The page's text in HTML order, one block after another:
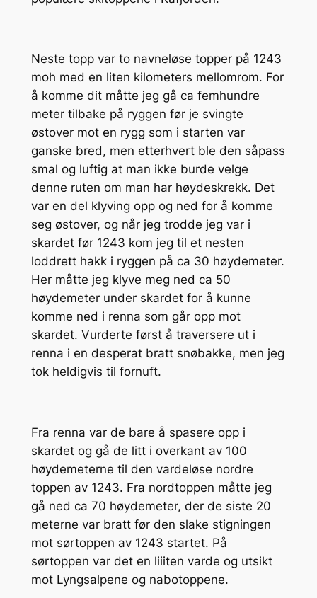
Neste topp var to navneløse topper på 1243
moh med en liten kilometers mellomrom. For
å komme dit måtte jeg gå ca femhundre
meter tilbake på ryggen før je svingte
østover mot en rygg som i starten var
ganske bred, men etterhvert ble den såpass
smal og luftig at man ikke burde velge
denne ruten om man har høydeskrekk. Det
var en del klyving opp og ned for å komme
seg østover, og når jeg trodde jeg var i
skardet før 1243 kom jeg til et nesten
loddrett hakk i ryggen på ca 30 høydemeter.
Her måtte jeg klyve meg ned ca 50
høydemeter under skardet for å kunne
komme ned i renna som går opp mot
skardet. Vurderte først å traversere ut i
renna i en desperat bratt snøbakke, men jeg
tok heldigvis til fornuft.
Fra renna var de bare å spasere opp i
skardet og gå de litt i overkant av 100
høydemeterne til den vardeløse nordre
toppen av 1243. Fra nordtoppen måtte jeg
gå ned ca 70 høydemeter, der de siste 20
meterne var bratt før den slake stigningen
mot sørtoppen av 1243 startet. På
sørtoppen var det en liiiten varde og utsikt
mot Lyngsalpene og nabotoppene.